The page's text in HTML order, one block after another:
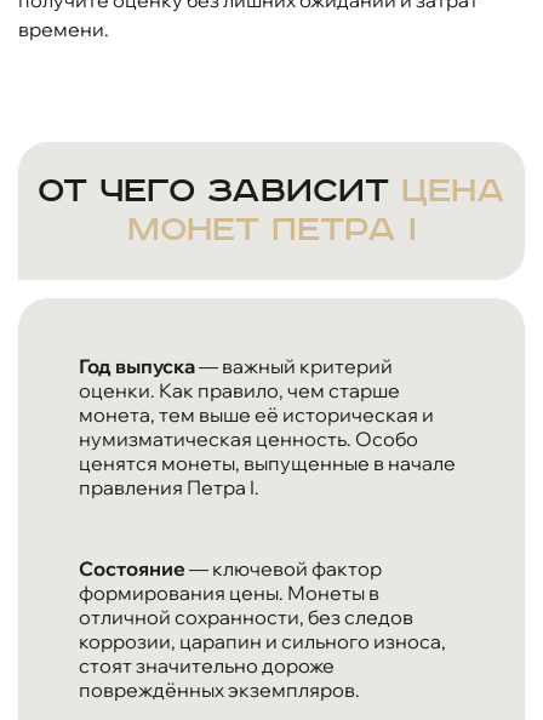
времени.
От чего зависит цена
монет Петра I
Год выпуска— важный критерий
оценки. Как правило, чем старше
монета, тем выше её историческая и
нумизматическая ценность. Особо
ценятся монеты, выпущенные в начале
правления Петра I.
Состояние — ключевой фактор
формирования цены. Монеты в
отличной сохранности, без следов
коррозии, царапин и сильного износа,
стоят значительно дороже
повреждённых экземпляров.